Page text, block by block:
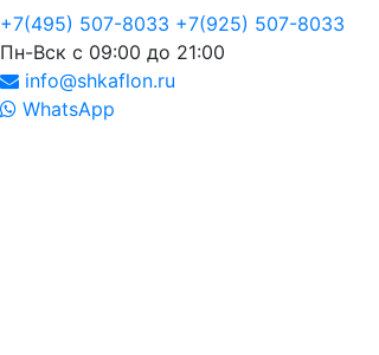
+7(495) 507-8033 +7(925) 507-8033
Пн-Вск с 09:00 до 21:00
info@shkaflon.ru
WhatsApp